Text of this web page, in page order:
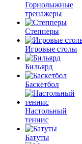
Горнолыжные
тренажеры
Степперы
Игровые столы
Бильярд
Баскетбол
Настольный
теннис
Батуты